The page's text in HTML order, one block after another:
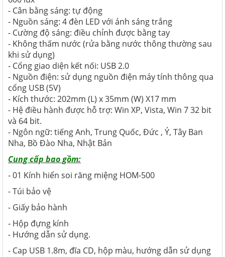
- Cân bằng sáng: tự động
- Nguồn sáng: 4 đèn LED với ánh sáng trắng
- Cường độ sáng: điều chỉnh được bằng tay
- Không thấm nước (rửa bằng nước thông thường sau
khi sử dụng)
- Cổng giao diện kết nối: USB 2.0
- Nguồn điện: sử dụng nguồn điện máy tính thông qua
cổng USB (5V)
- Kích thước: 202mm (L) x 35mm (W) X17 mm
- Hệ điều hành được hỗ trợ: Win XP, Vista, Win 7 32 bit
và 64 bit.
- Ngôn ngữ: tiếng Anh, Trung Quốc, Đức , Ý, Tây Ban
Nha, Bồ Đào Nha, Nhật Bản
Cung cấp bao gồm:
- 01 Kính hiển soi răng miệng HOM-500
- Túi bảo vệ
- Giấy bảo hành
- Hộp đựng kính
- Hướng dẫn sử dụng.
- Cap USB 1.8m, đĩa CD, hộp màu, hướng dẫn sử dụng